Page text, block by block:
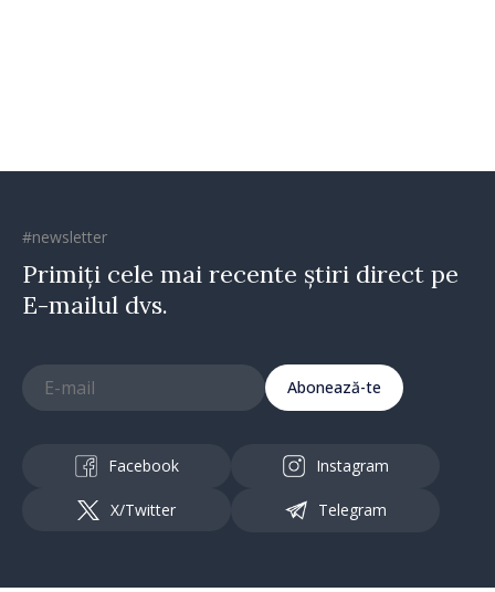
#newsletter
Primiți cele mai recente știri direct pe
E-mailul dvs.
Abonează-te
Facebook Instagram
X/Twitter Telegram